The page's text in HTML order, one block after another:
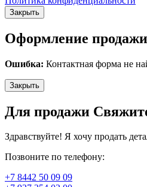
Закрыть
Оформление продажи
Ошибка: Контактная форма не
Закрыть
Для продажи
Здравствуйте! Я хочу продать
Позвоните по телефону:
+7 8442 50 09 09